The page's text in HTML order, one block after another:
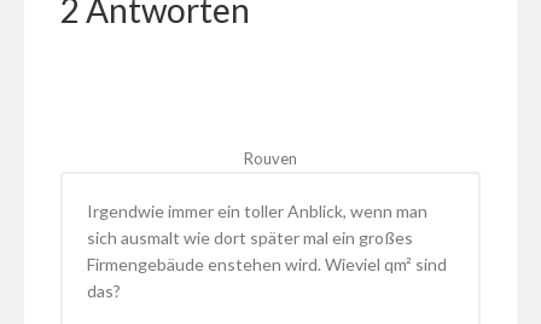
2 Antworten
Rouven
Irgendwie immer ein toller Anblick, wenn man
sich ausmalt wie dort später mal ein großes
Firmengebäude enstehen wird. Wieviel qm² sind
das?